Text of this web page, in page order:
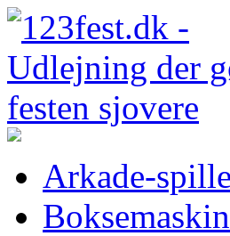
Arkade-